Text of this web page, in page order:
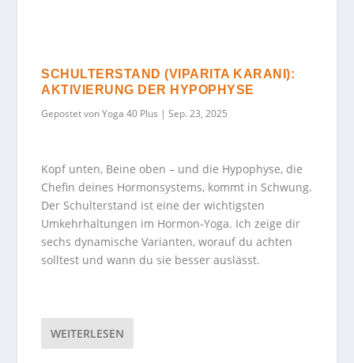
SCHULTERSTAND (VIPARITA KARANI):
AKTIVIERUNG DER HYPOPHYSE
Gepostet vonYoga 40 Plus |Sep. 23, 2025
Kopf unten, Beine oben – und die Hypophyse, die
Chefin deines Hormonsystems, kommt in Schwung.
Der Schulterstand ist eine der wichtigsten
Umkehrhaltungen im Hormon-Yoga. Ich zeige dir
sechs dynamische Varianten, worauf du achten
solltest und wann du sie besser auslässt.
WEITERLESEN